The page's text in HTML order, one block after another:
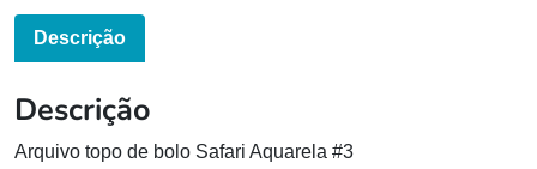
Descrição
Descrição
Arquivo topo de bolo Safari Aquarela #3